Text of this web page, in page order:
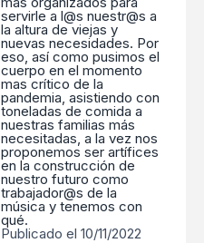
servirle a l@s nuestr@s a
la altura de viejas y
nuevas necesidades. Por
eso, así como pusimos el
cuerpo en el momento
mas crítico de la
pandemia, asistiendo con
toneladas de comida a
nuestras familias más
necesitadas, a la vez nos
proponemos ser artífices
en la construcción de
nuestro futuro como
trabajador@s de la
música y tenemos con
qué.
Publicado el 10/11/2022